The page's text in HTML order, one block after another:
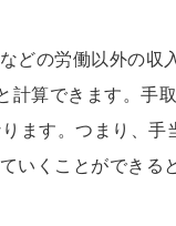
どの労働以外の収
計算できます。手
ます。つまり、手
いくことができる